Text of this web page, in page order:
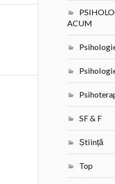
ACUM
SF & F
Știință
Top